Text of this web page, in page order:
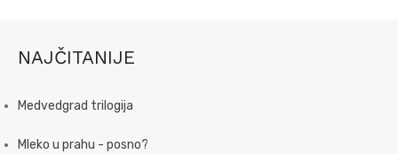
NAJČITANIJE
Medvedgrad trilogija
Mleko u prahu - posno?